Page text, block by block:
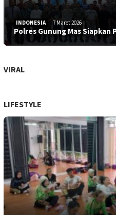
INDONESIA 7 Maret 2026
Polres Gunung Mas
VIRAL
LIFESTYLE